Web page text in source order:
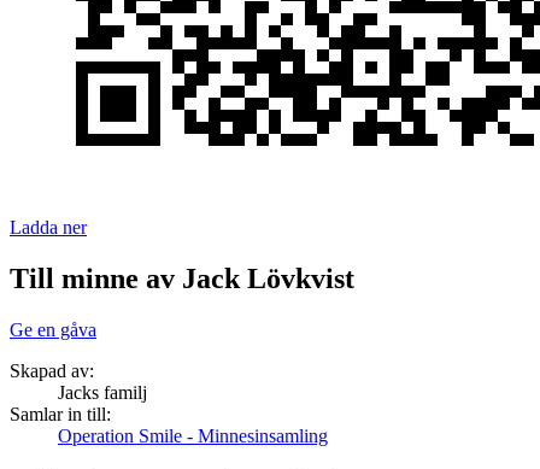
Ladda ner
Till minne av Jack Lövkvist
Ge en gåva
Skapad av:
Jacks familj
Samlar in till:
Operation Smile - Minnesinsamling